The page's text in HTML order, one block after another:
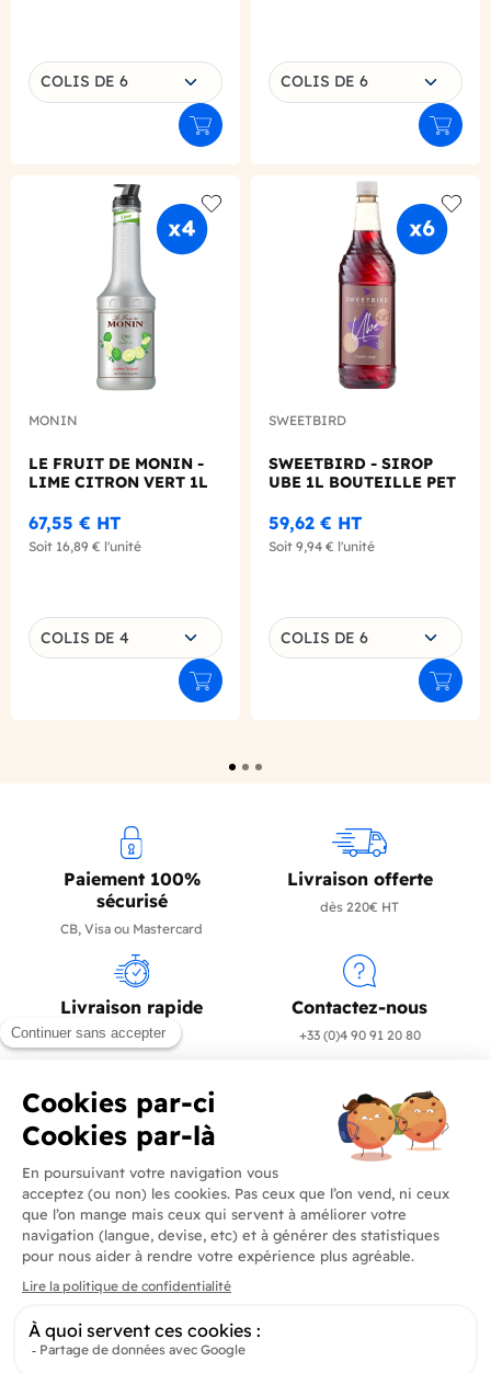
Choisissez une déclinaison
COLIS DE 6
Ajouter au panier
Choisissez une déclinaison
COLIS DE 6
Add to wishlist
MONIN
LE FRUIT DE MONIN -
LIME CITRON VERT 1L
67,55 € HT
Soit 16,89 € l'unité
Choisissez une déclinaison
COLIS DE 4
Ajouter au panier
Add
SWEETBIRD
SWEETBIRD - SIROP
UBE 1L BOUTEILLE PET
59,62 € HT
Soit 9,94 € l'unité
Choisissez une déclinaison
COLIS DE 6
Paiement 100%
sécurisé
CB, Visa ou Mastercard
Livraison offerte
dès 220€ HT
Livraison rapide
en 24/72h
Contactez-nous
+33 (0)4 90 91 20 80